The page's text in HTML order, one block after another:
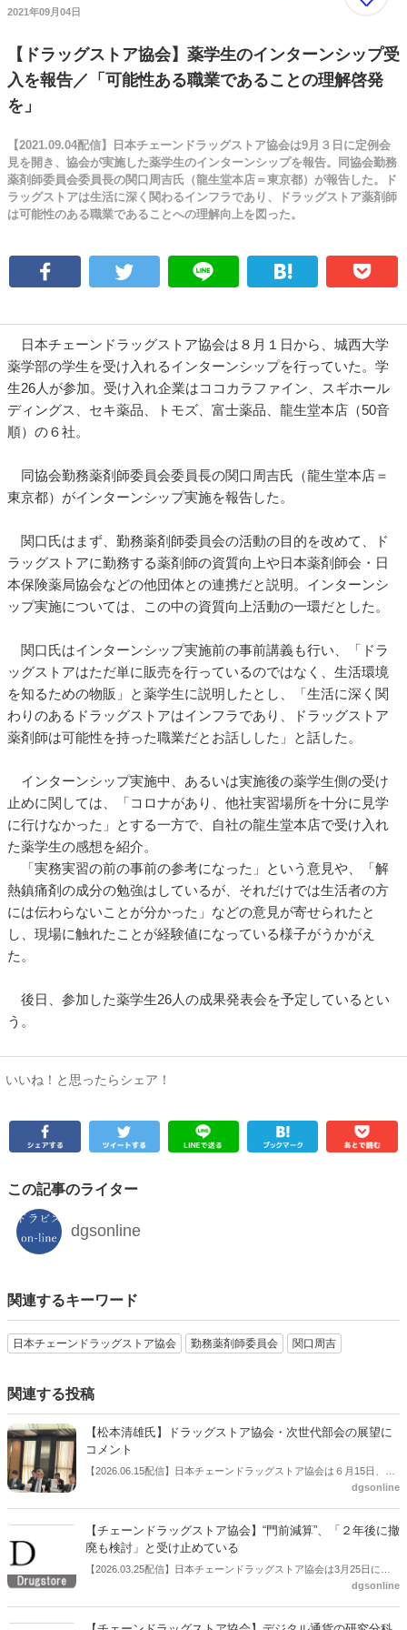
2021年09月04日
【ドラッグストア協会】薬学生のインターンシップ受
入を報告／「可能性ある職業であることの理解啓発
を」
【2021.09.04配信】日本チェーンドラッグストア協会は9月３日に定例会
見を開き、協会が実施した薬学生のインターンシップを報告。同協会勤務
薬剤師委員会委員長の関口周吉氏（龍生堂本店＝東京都）が報告した。ド
ラッグストアは生活に深く関わるインフラであり、ドラッグストア薬剤師
は可能性のある職業であることへの理解向上を図った。
日本チェーンドラッグストア協会は８月１日から、城西大学
薬学部の学生を受け入れるインターンシップを行っていた。学
生26人が参加。受け入れ企業はココカラファイン、スギホール
ディングス、セキ薬品、トモズ、富士薬品、龍生堂本店（50音
順）の６社。
同協会勤務薬剤師委員会委員長の関口周吉氏（龍生堂本店＝
東京都）がインターンシップ実施を報告した。
関口氏はまず、勤務薬剤師委員会の活動の目的を改めて、ド
ラッグストアに勤務する薬剤師の資質向上や日本薬剤師会・日
本保険薬局協会などの他団体との連携だと説明。インターンシ
ップ実施については、この中の資質向上活動の一環だとした。
関口氏はインターンシップ実施前の事前講義も行い、「ドラ
ッグストアはただ単に販売を行っているのではなく、生活環境
を知るための物販」と薬学生に説明したとし、「生活に深く関
わりのあるドラッグストアはインフラであり、ドラッグストア
薬剤師は可能性を持った職業だとお話しした」と話した。
インターンシップ実施中、あるいは実施後の薬学生側の受け
止めに関しては、「コロナがあり、他社実習場所を十分に見学
に行けなかった」とする一方で、自社の龍生堂本店で受け入れ
た薬学生の感想を紹介。
「実務実習の前の事前の参考になった」という意見や、「解
熱鎮痛剤の成分の勉強はしているが、それだけでは生活者の方
には伝わらないことが分かった」などの意見が寄せられたと
し、現場に触れたことが経験値になっている様子がうかがえ
た。
後日、参加した薬学生26人の成果発表会を予定しているとい
う。
いいね！と思ったらシェア！
この記事のライター
dgsonline
関連するキーワード
日本チェーンドラッグストア協会 勤務薬剤師委員会 関口周吉
関連する投稿
【松本清雄氏】ドラッグストア協会・次世代部会の展望に
コメント
【2026.06.15配信】日本チェーンドラッグストア協会は６月15日、総
会後の会見を開いた。この中で松本清雄氏（マツキヨココカラ＆カン
dgsonline
【チェーンドラッグストア協会】“門前減算”、「２年後に撤
廃も検討」と受け止めている
【2026.03.25配信】日本チェーンドラッグストア協会は3月25日に定
例会見を開いた。この中で副会長の横山英昭氏（コスモス薬品代表取
捗についてコメントした。
dgsonline